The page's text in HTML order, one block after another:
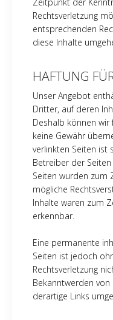
Rechtsverletzung
entsprechenden
diese Inhalte
HAFTUNG
Unser Angebot
Dritter, auf deren
Deshalb können
keine Gewähr
verlinkten Seiten ist
Betreiber der
Seiten wurden zum
mögliche
Inhalte waren zum
erkennbar.
Eine permanente
Seiten ist jedoch
Rechtsverletzung
Bekanntwerden
derartige Links